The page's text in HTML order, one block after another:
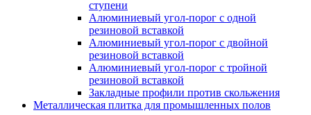
ступени
Алюминиевый угол-порог с одной
резиновой вставкой
Алюминиевый угол-порог с двойной
резиновой вставкой
Алюминиевый угол-порог с тройной
резиновой вставкой
Закладные профили против скольжения
Металлическая плитка для промышленных полов